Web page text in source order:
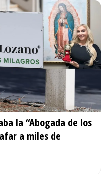
la “Abogada de los
a miles de